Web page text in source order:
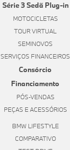
Série 3 Sedã Plug-in
MOTOCICLETAS
TOUR VIRTUAL
SEMINOVOS
SERVIÇOS FINANCEIROS
Consórcio
Financiamento
PÓS-VENDAS
PEÇAS E ACESSÓRIOS
BMW LIFESTYLE
COMPARATIVO